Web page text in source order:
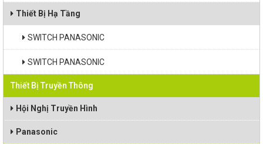
Thiết Bị Hạ Tầng
SWITCH PANASONIC
SWITCH PANASONIC
Thiết Bị Truyền Thông
Hội Nghị Truyền Hình
Panasonic